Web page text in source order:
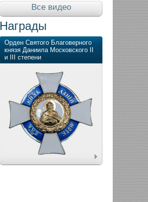
Все видео
Награды
Орден Святого Благоверного
князя Даниила Московского II
и III степени